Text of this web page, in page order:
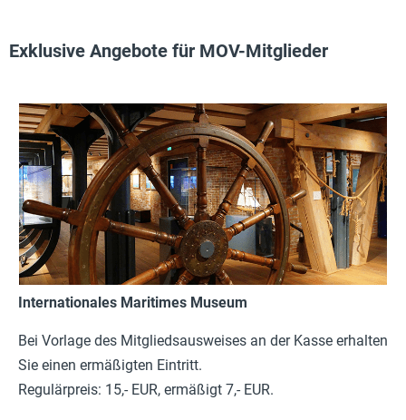
Exklusive Angebote für MOV-Mitglieder
Internationales Maritimes Museum
Bei Vorlage des Mitgliedsausweises an der Kasse erhalten
Sie einen ermäßigten Eintritt.
Regulärpreis: 15,- EUR, ermäßigt 7,- EUR.